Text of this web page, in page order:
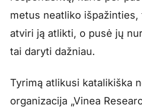
metus neatliko išpažinties,
atviri ją atlikti, o pusė jų
tai daryti dažniau.
Tyrimą atlikusi katalikiška
organizacija „Vinea